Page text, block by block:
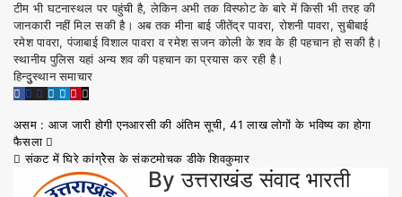
टीम भी घटनास्थल पर पहुंची है, लेकिन अभी तक विस्फोट के बारे में किसी भी तरह की
जानकारी नहीं मिल सकी है। अब तक मीना बाई जीतेंद्र पावरा, रोशनी पावरा, सुबीबाई
रमेश पावरा, पंजाबाई विशाल पावरा व रमेश सजन कोली के शव के ही पहचान हो सकी है।
स्थानीय पुलिस यहां अन्य शव की पहचान का प्रयास कर रही है।
हिन्दुुस्थान समाचार
Post
navigation
असम : आज जारी होगी एनआरसी की अंतिम सूची, 41 लाख लोगों के भविष्य का होगा
फैसला
संकट में घिरे कांग्रेेेस के संकटमोचक डीके शिवकुमार
Byउत्तराखंड संवाद भारती